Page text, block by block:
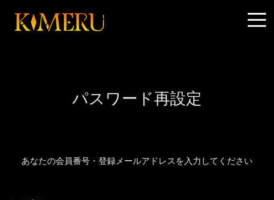
パスワード再設定
あなたの会員番号・登録メールアドレスを入力してください